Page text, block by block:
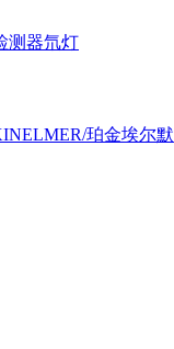
测器氘灯
珀金埃尔默